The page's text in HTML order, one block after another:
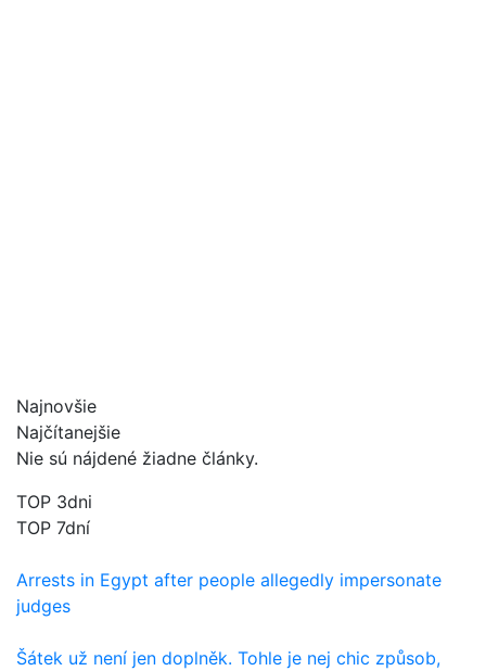
Najnovšie
Najčítanejšie
Nie sú nájdené žiadne články.
TOP 3dni
TOP 7dní
Arrests in Egypt after people allegedly impersonate
judges
Šátek už není jen doplněk. Tohle je nej chic způsob,